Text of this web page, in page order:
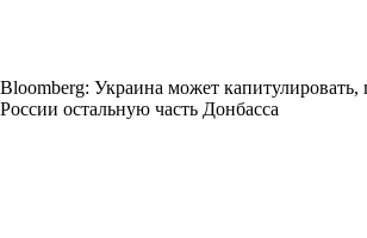
Bloomberg: Украина может капитулировать,
России остальную часть Донбасса